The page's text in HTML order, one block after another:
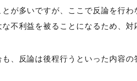
とが多いですが、ここで反論を行
不利益を被ることになるため、対
、反論は後程行うといった内容の